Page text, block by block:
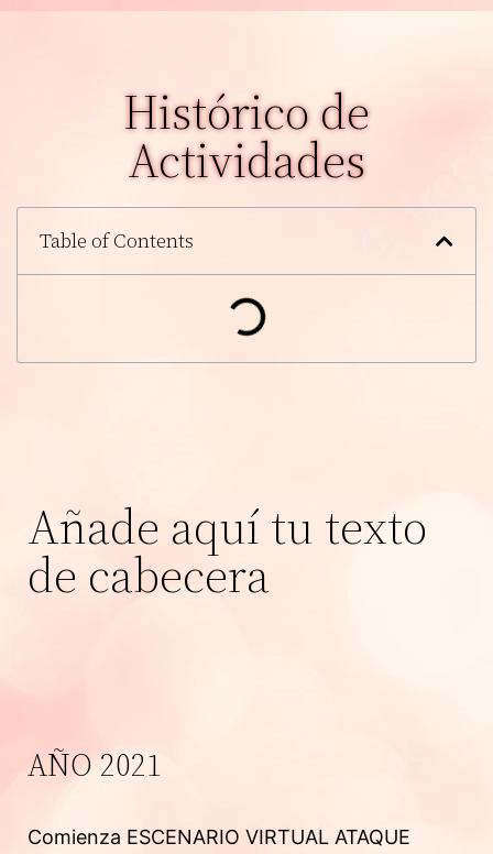
Histórico de
Actividades
Table of Contents
Añade aquí tu texto
de cabecera
AÑO 2021
Comienza ESCENARIO VIRTUAL ATAQUE